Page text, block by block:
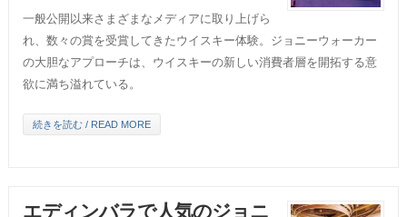
一般公開以来さまざまなメディアに取り上げら
れ、数々の賞を受賞してきたウイスキー体験。ジョニーウォーカー
の大胆なアプローチは、ウイスキーの新しい消費者層を開拓する意
欲に満ち溢れている。
続きを読む / READ MORE
エディンバラで人気のジョニ